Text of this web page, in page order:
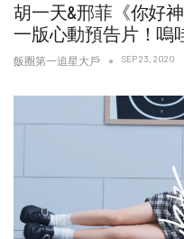
胡一天&邢菲《你好
一版心動預告片！嗚
飯圈第一追星大戶 SEP 23, 2020